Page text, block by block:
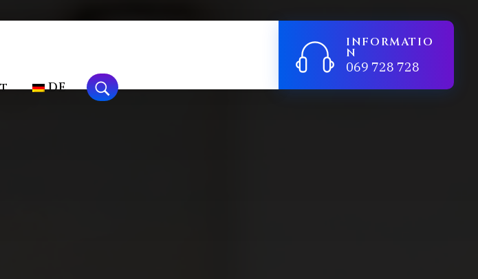
DE
INFORMATIO
N
069 728 728